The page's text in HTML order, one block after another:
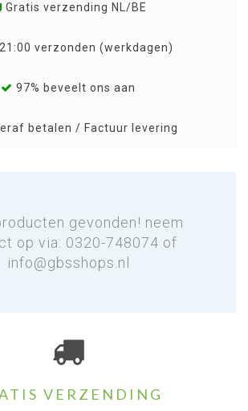
Gratis verzending NL/BE
verzonden (werkdagen)
97% beveelt ons aan
betalen / Factuur levering
gevonden! neem
op via: 0320-748074 of
info@gbsshops.nl
VERZENDING